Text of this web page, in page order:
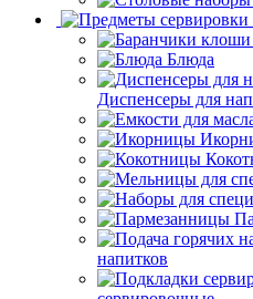
Блюда
Диспенсеры для
напитков